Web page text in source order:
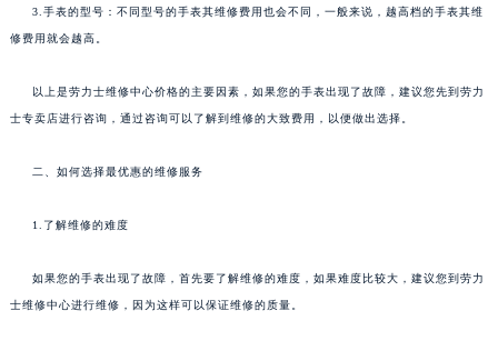
3.手表的型号：不同型号的手表其维修费用也会不同，一般来说，越高档的手表其维
修费用就会越高。
以上是劳力士维修中心价格的主要因素，如果您的手表出现了故障，建议您先到劳力
士专卖店进行咨询，通过咨询可以了解到维修的大致费用，以便做出选择。
二、如何选择最优惠的维修服务
1.了解维修的难度
如果您的手表出现了故障，首先要了解维修的难度，如果难度比较大，建议您到劳力
士维修中心进行维修，因为这样可以保证维修的质量。